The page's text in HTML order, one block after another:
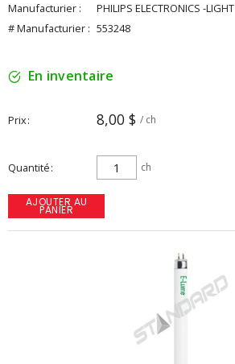
Manufacturier :
PHILIPS ELECTRONICS -LIGHT
# Manufacturier : 553248
En inventaire
Prix 8,00 $ / ch
Quantité ch
AJOUTER AU
PANIER